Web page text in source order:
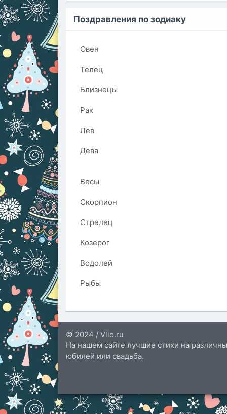
Поздравления по зодиаку
Овен
Телец
Близнецы
Рак
Лев
Дева
Весы
Скорпион
Стрелец
Козерог
Водолей
Рыбы
© 2024 / Vlio.ru
На нашем сайте лучшие стихи на
юбилей или свадьба.